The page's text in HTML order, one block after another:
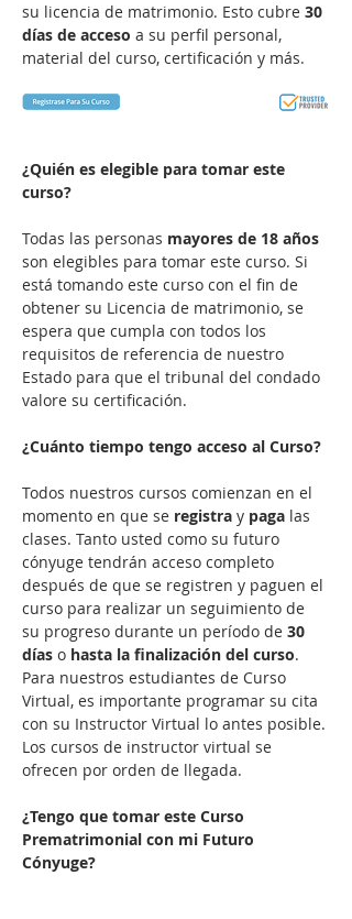
su licencia de matrimonio. Esto cubre 30
días de acceso a su perfil personal,
¿Quién es elegible para tomar este
curso?
Todas las personas mayores de 18 años
son elegibles para tomar este curso. Si
está tomando este curso con el fin de
obtener su Licencia de matrimonio, se
espera que cumpla con todos los
requisitos de referencia de nuestro
Estado para que el tribunal del condado
valore su certificación.
¿Cuánto tiempo tengo acceso al Curso?
Todos nuestros cursos comienzan en el
momento en que se registra y paga las
clases. Tanto usted como su futuro
cónyuge tendrán acceso completo
después de que se registren y paguen el
curso para realizar un seguimiento de
su progreso durante un período de 30
días o hasta la finalización del curso.
Para nuestros estudiantes de Curso
Virtual, es importante programar su cita
con su Instructor Virtual lo antes posible.
Los cursos de instructor virtual se
ofrecen por orden de llegada.
¿Tengo que tomar este Curso
Prematrimonial con mi Futuro
Cónyuge?